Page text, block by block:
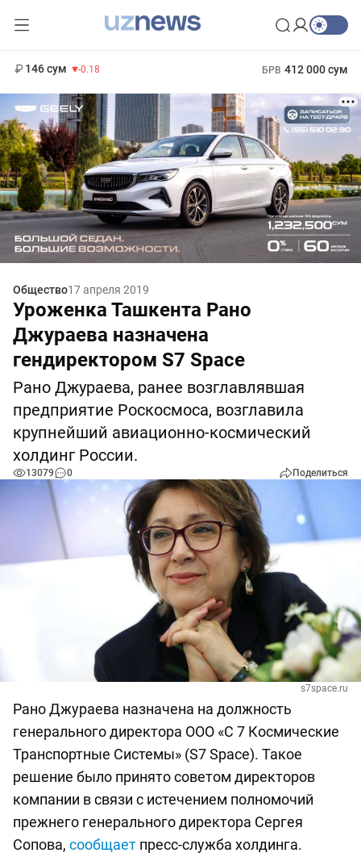
146 сум -0.18 БРВ 412 000 сум
Общество17 апреля 2019
Уроженка Ташкента Рано
Джураева назначена
гендиректором S7 Space
Рано Джураева, ранее возглавлявшая
предприятие Роскосмоса, возглавила
крупнейший авиационно-космический
холдинг России.
13079 0 Поделиться
s7space.ru
Рано Джураева назначена на должность
генерального директора ООО «С 7 Космические
Транспортные Системы» (S7 Space). Такое
решение было принято советом директоров
компании в связи с истечением полномочий
прежнего генерального директора Сергея
Сопова, сообщает пресс-служба холдинга.